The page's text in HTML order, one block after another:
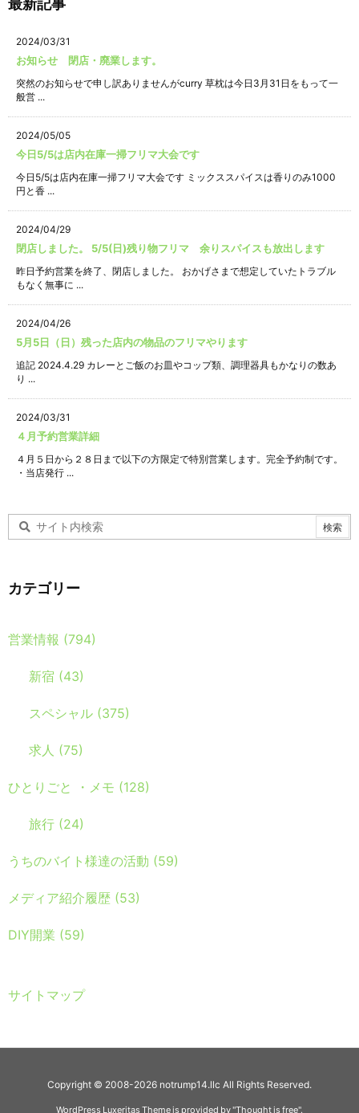
最新記事
2024/03/31
お知らせ 閉店・廃業します。
突然のお知らせで申し訳ありませんがcurry 草枕は今日3月31日をもって一
般営 ...
2024/05/05
今日5/5は店内在庫一掃フリマ大会です
今日5/5は店内在庫一掃フリマ大会です ミックススパイスは香りのみ1000
円と香 ...
2024/04/29
閉店しました。 5/5(日)残り物フリマ 余りスパイスも放出します
昨日予約営業を終了、閉店しました。 おかげさまで想定していたトラブル
もなく無事に ...
2024/04/26
5月5日（日）残った店内の物品のフリマやります
追記 2024.4.29 カレーとご飯のお皿やコップ類、調理器具もかなりの数あ
り ...
2024/03/31
４月予約営業詳細
４月５日から２８日まで以下の方限定で特別営業します。完全予約制です。
・当店発行 ...
カテゴリー
営業情報 (794)
新宿 (43)
スペシャル (375)
求人 (75)
ひとりごと ・メモ (128)
旅行 (24)
うちのバイト様達の活動 (59)
メディア紹介履歴 (53)
DIY開業 (59)
サイトマップ
Copyright © 2008-2026 notrump14.llc All Rights Reserved.
WordPress Luxeritas Theme is provided by "Thought is free".